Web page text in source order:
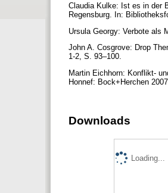
Claudia Kulke: Ist es in der
Regensburg. In:
Ursula Georgy: Verbote als
John A. Cosgrove: Drop
1-2, S. 93–100.
Martin Eichhorn: Konflikt-
Honnef: Bock+Herchen 2007
Downloads
Loading...